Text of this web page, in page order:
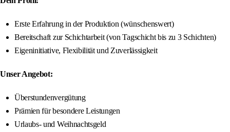
Erste Erfahrung in der Produktion (wünschenswert)
Bereitschaft zur Schichtarbeit (von Tagschicht bis zu 3 Schichten)
Eigeninitiative, Flexibilität und Zuverlässigkeit
Unser Angebot:
Überstundenvergütung
Prämien für besondere Leistungen
Urlaubs- und Weihnachtsgeld